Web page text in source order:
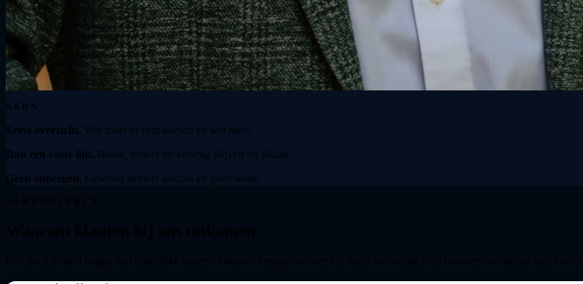
KERN
Eerst overzicht. Wat moet er echt komen en wat niet?
Dan een vaste lijn. Bouw, beheer en vervolg blijven bij elkaar.
Geen omwegen. Gewoon heldere keuzes en goed werk.